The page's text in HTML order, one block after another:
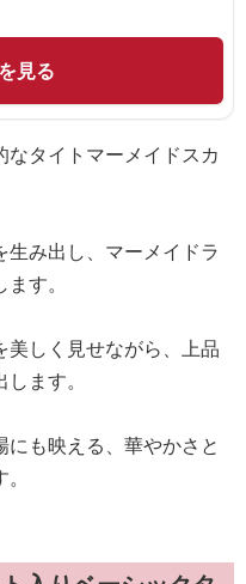
見る
タイトマーメイドスカ
み出し、マーメイドラ
す。
美しく見せながら、上品
ます。
も映える、華やかさと